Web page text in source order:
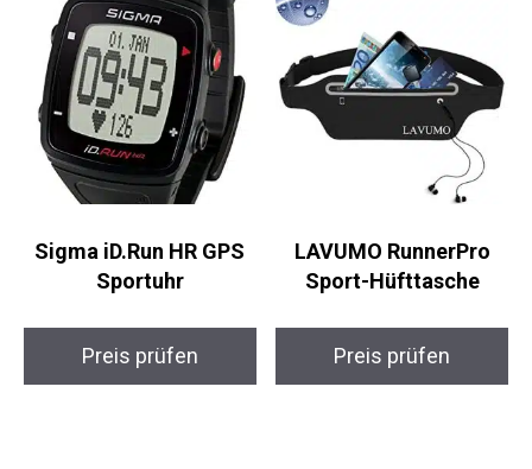
Sigma iD.Run HR GPS
Sportuhr
LAVUMO RunnerPro
Sport-Hüfttasche